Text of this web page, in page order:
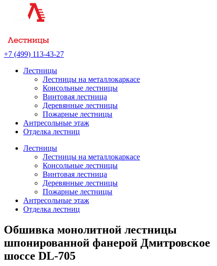
+7 (499) 113-43-27
Лестницы
Лестницы на металлокаркасе
Консольные лестницы
Винтовая лестница
Деревянные лестницы
Пожарные лестницы
Антресольные этаж
Отделка лестниц
Лестницы
Лестницы на металлокаркасе
Консольные лестницы
Винтовая лестница
Деревянные лестницы
Пожарные лестницы
Антресольные этаж
Отделка лестниц
Обшивка монолитной лестницы
шпонированной фанерой Дмитровское
шоссе DL-705